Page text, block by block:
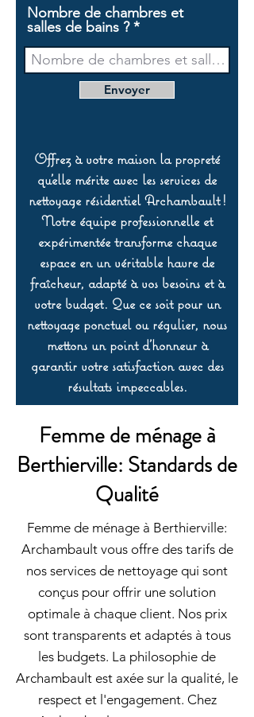
Nombre de chambres et
salles de bains ?
Envoyer
Offrez à votre maison la propreté
qu’elle mérite avec les services de
nettoyage résidentiel Archambault !
Notre équipe professionnelle et
expérimentée transforme chaque
espace en un véritable havre de
fraîcheur, adapté à vos besoins et à
votre budget. Que ce soit pour un
nettoyage ponctuel ou régulier, nous
mettons un point d’honneur à
garantir votre satisfaction avec des
résultats impeccables.
Femme de ménage à
Berthierville: Standards de
Qualité
Femme de ménage à Berthierville:
Archambault vous offre des tarifs de
nos services de nettoyage qui sont
conçus pour offrir une solution
optimale à chaque client. Nos prix
sont transparents et adaptés à tous
les budgets. La philosophie de
Archambault est axée sur la qualité, le
respect et l'engagement. Chez